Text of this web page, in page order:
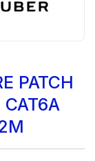
PATCH
CAT6A